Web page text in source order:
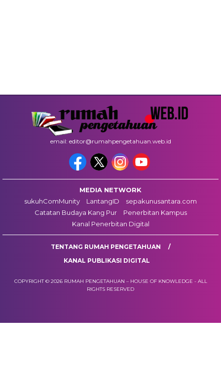
email: editor@rumahpengetahuan.web.id
MEDIA NETWORK
sukuhComMunity
LantangID
sepakunusantara.com
Catatan Budaya Kang Pur
Penerbitan Kampus
Kanal Penerbitan Digital
TENTANG RUMAH PENGETAHUAN
KANAL PUBLIKASI DIGITAL
COPYRIGHT © 2026 RUMAH PENGETAHUAN – HOUSE OF KNOWLEDGE - ALL
RIGHTS RESERVED